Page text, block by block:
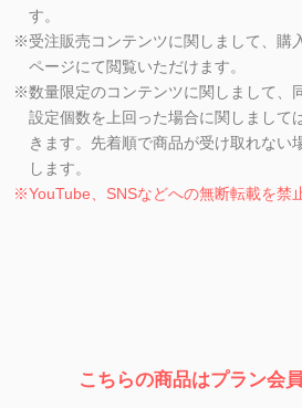
す。
※受注販売コンテンツに関しまして、購
ページにて閲覧いただけます。
※数量限定のコンテンツに関しまして、
設定個数を上回った場合に関しまして
きます。先着順で商品が受け取れない
します。
※YouTube、SNSなどへの無断転載を禁
こちらの商品はプラン会